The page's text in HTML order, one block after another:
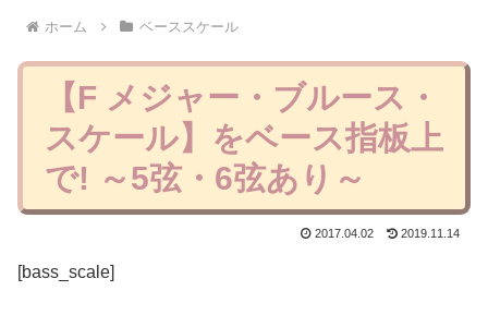
ホーム ベーススケール
【F メジャー・ブルース・
スケール】をベース指板上
で! ～5弦・6弦あり～
2017.04.02 2019.11.14
[bass_scale]